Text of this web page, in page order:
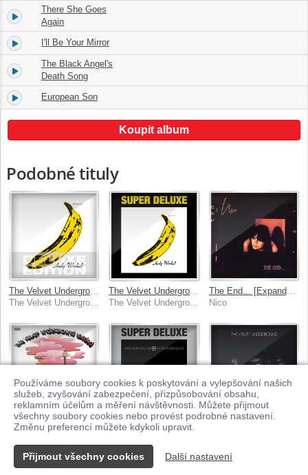
Používáme soubory cookies k poskytování a vylepšování našich
služeb, zvyšování zabezpečení, přizpůsobování obsahu,
reklamním účelům a měření návštěvnosti. Můžete přijmout
všechny soubory cookies nebo provést podrobné nastavení.
Změnu preferencí můžete kdykoli upravit.
Přijmout všechny cookies Další nastavení
8.
There She Goes
Again
9. I'll Be Your Mirror
10.
The Black Angel's
Death Song
11. European Son
Koupit album
Podobné tituly
Nico
Loaded (Remastered)
White Light / White Heat [Super Deluxe]
Kontakt | © 2026 Supraphonline.cz